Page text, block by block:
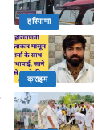
हरियाणा
क्राइम